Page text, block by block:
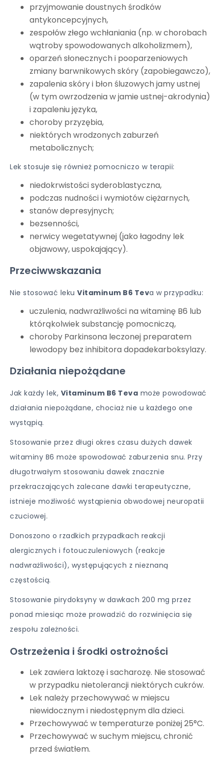
przyjmowanie doustnych środków
antykoncepcyjnych,
zespołów złego wchłaniania (np. w chorobach
wątroby spowodowanych alkoholizmem),
oparzeń słonecznych i pooparzeniowych
zmiany barwnikowych skóry (zapobiegawczo),
zapalenia skóry i błon śluzowych jamy ustnej
(w tym owrzodzenia w jamie ustnej-akrodynia)
i zapaleniu języka,
choroby przyzębia,
niektórych wrodzonych zaburzeń
metabolicznych;
Lek stosuje się również pomocniczo w terapii:
niedokrwistości syderoblastyczna,
podczas nudności i wymiotów ciężarnych,
stanów depresyjnych;
bezsenności,
nerwicy wegetatywnej (jako łagodny lek
objawowy, uspokajający).
Przeciwwskazania
Nie stosować leku Vitaminum B6 Teva w przypadku:
uczulenia, nadwrażliwości na witaminę B6 lub
którąkolwiek substancję pomocniczą,
choroby Parkinsona leczonej preparatem
lewodopy bez inhibitora dopadekarboksylazy.
Działania niepożądane
Jak każdy lek, Vitaminum B6 Teva może powodować
działania niepożądane, chociaż nie u każdego one
wystąpią.
Stosowanie przez długi okres czasu dużych dawek
witaminy B6 może spowodować zaburzenia snu. Przy
długotrwałym stosowaniu dawek znacznie
przekraczających zalecane dawki terapeutyczne,
istnieje możliwość wystąpienia obwodowej neuropatii
czuciowej.
Donoszono o rzadkich przypadkach reakcji
alergicznych i fotouczuleniowych (reakcje
nadwrażliwości), występujących z nieznaną
częstością.
Stosowanie pirydoksyny w dawkach 200 mg przez
ponad miesiąc może prowadzić do rozwinięcia się
zespołu zależności.
Ostrzeżenia i środki ostrożności
Lek zawiera laktozę i sacharozę. Nie stosować
w przypadku nietolerancji niektórych cukrów.
Lek należy przechowywać w miejscu
niewidocznym i niedostępnym dla dzieci.
Przechowywać w temperaturze poniżej 25°C.
Przechowywać w suchym miejscu, chronić
przed światłem.